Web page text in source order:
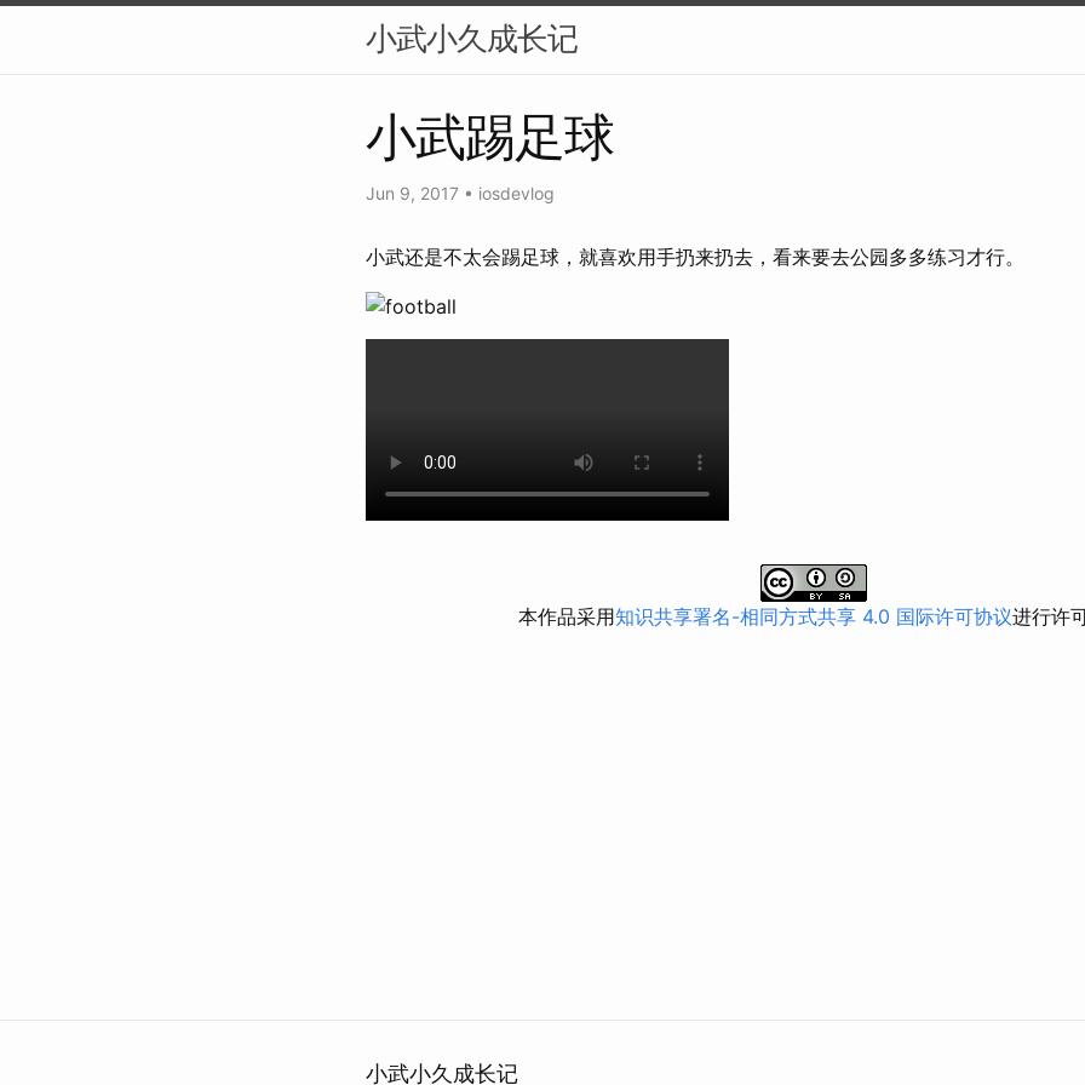
小武小久成长记
小武踢足球
Jun 9, 2017 • iosdevlog
小武还是不太会踢足球，就喜欢用手扔来扔去，看来要去公园多多练习才行。
本作品采用知识共享署名-相同方式共享 4.0 国际许可协议进行许
小武小久成长记